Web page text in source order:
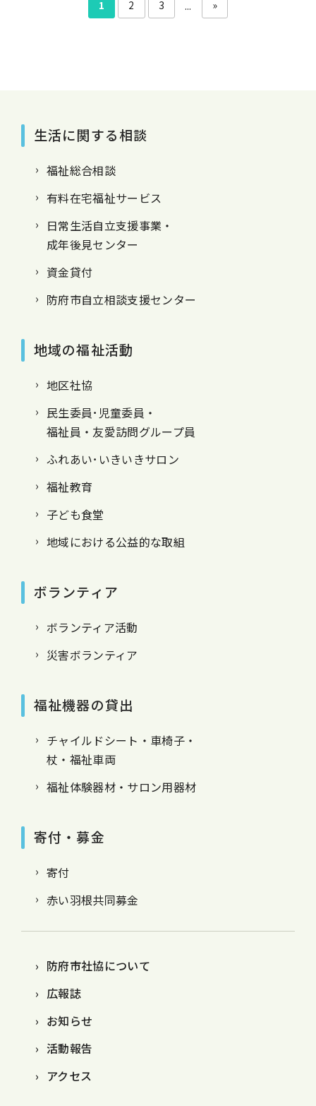
1 2 3 ... »
生活に関する相談
福祉総合相談
有料在宅福祉サービス
日常生活自立支援事業・
成年後見センター
資金貸付
防府市自立相談支援センター
地域の福祉活動
地区社協
民生委員･児童委員・
福祉員・友愛訪問グループ員
ふれあい･いきいきサロン
福祉教育
子ども食堂
地域における公益的な取組
ボランティア
ボランティア活動
災害ボランティア
福祉機器の貸出
チャイルドシート・車椅子・
杖・福祉車両
福祉体験器材・サロン用器材
寄付・募金
寄付
赤い羽根共同募金
防府市社協について
広報誌
お知らせ
活動報告
アクセス